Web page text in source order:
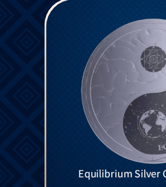
Equilibrium Silver